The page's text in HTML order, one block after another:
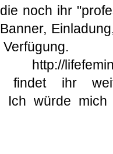
noch ihr
findet ihr
Ich würde